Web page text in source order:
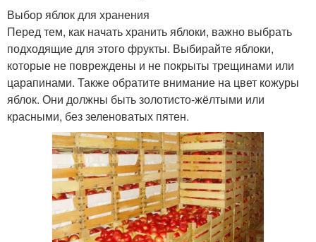
Выбор яблок для хранения
Перед тем, как начать хранить яблоки, важно выбрать
подходящие для этого фрукты. Выбирайте яблоки,
которые не повреждены и не покрыты трещинами или
царапинами. Также обратите внимание на цвет кожуры
яблок. Они должны быть золотисто-жёлтыми или
красными, без зеленоватых пятен.